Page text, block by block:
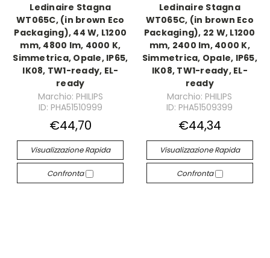
Ledinaire Stagna
WT065C, (in brown Eco
Packaging), 44 W, L1200
mm, 4800 lm, 4000 K,
Simmetrica, Opale, IP65,
IK08, TW1-ready, EL-
ready
Marchio: PHILIPS
ID: PHA51510999
€44,70
Visualizzazione Rapida
Confronta
Ledinaire Stagna
WT065C, (in brown Eco
Packaging), 22 W, L1200
mm, 2400 lm, 4000 K,
Simmetrica, Opale, IP65,
IK08, TW1-ready, EL-
ready
Marchio: PHILIPS
ID: PHA51509399
€44,34
Visualizzazione Rapida
Confronta